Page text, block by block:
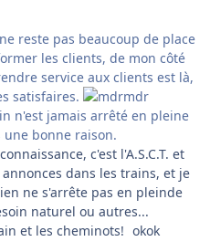
reste pas beaucoup de place
les clients, de mon côté
service aux clients est là,
satisfaires.
n'est jamais arrêté en pleine
bonne raison.
c'est l'A.S.C.T. et
dans les trains, et je
ne s'arrête pas en pleinde
naturel ou autres...
et les cheminots! okok